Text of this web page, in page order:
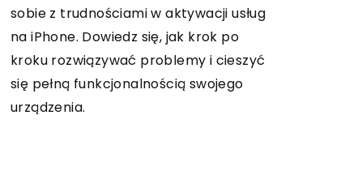
pielęgnować meble skórzane, aby
zachować ich naturalne piękno i
trwałość. Przeczytaj o najlepszych
metodach, produktach konserwujących
i częstotliwości czyszczenia skórzanych
sobie z trudnościami w aktywacji usług
na iPhone. Dowiedz się, jak krok po
kroku rozwiązywać problemy i cieszyć
się pełną funkcjonalnością swojego
urządzenia.